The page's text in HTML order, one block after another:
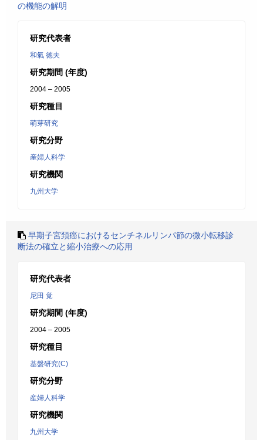
の機能の解明
研究代表者
和氣 徳夫
研究期間 (年度)
2004 – 2005
研究種目
萌芽研究
研究分野
産婦人科学
研究機関
九州大学
早期子宮頚癌におけるセンチネルリンパ節の微小転移診
断法の確立と縮小治療への応用
研究代表者
尼田 覚
研究期間 (年度)
2004 – 2005
研究種目
基盤研究(C)
研究分野
産婦人科学
研究機関
九州大学